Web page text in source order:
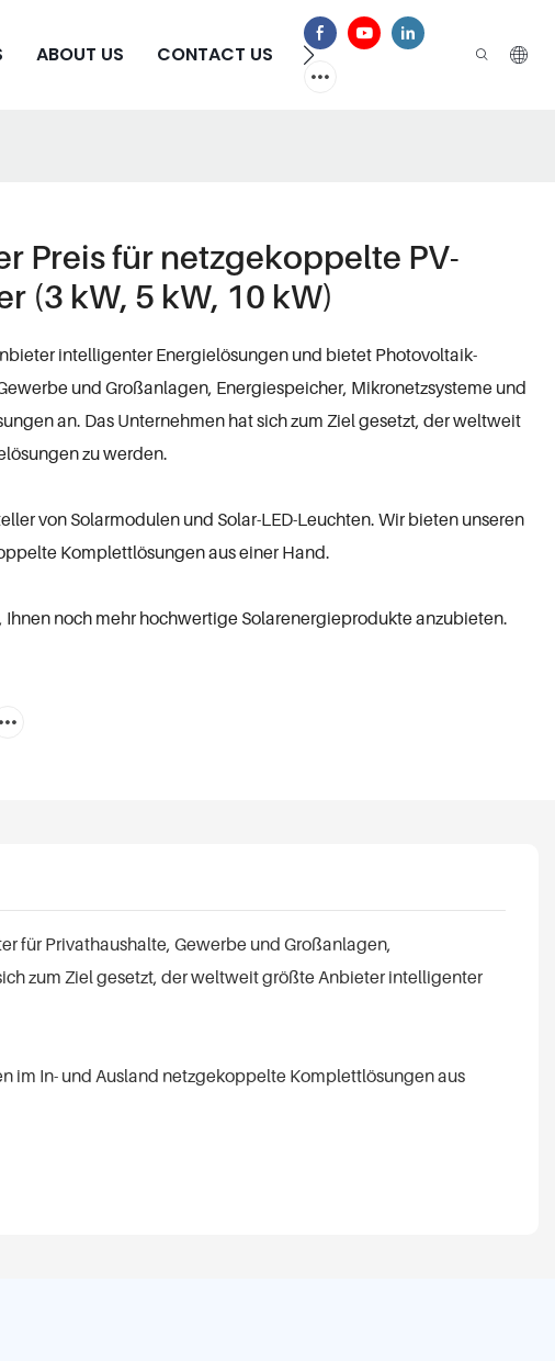
ABOUT US CONTACT US HÄUFIG GESTELLTE FRAGEN
Preis für netzgekoppelte PV-
(3 kW, 5 kW, 10 kW)
intelligenter Energielösungen und bietet Photovoltaik-
und Großanlagen, Energiespeicher, Mikronetzsysteme und
an. Das Unternehmen hat sich zum Ziel gesetzt, der weltweit
zu werden.
von Solarmodulen und Solar-LED-Leuchten. Wir bieten unseren
Komplettlösungen aus einer Hand.
noch mehr hochwertige Solarenergieprodukte anzubieten.
für Privathaushalte, Gewerbe und Großanlagen,
zum Ziel gesetzt, der weltweit größte Anbieter intelligenter
im In- und Ausland netzgekoppelte Komplettlösungen aus